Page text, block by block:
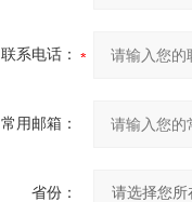
联系电话：
常用邮箱：
省份：